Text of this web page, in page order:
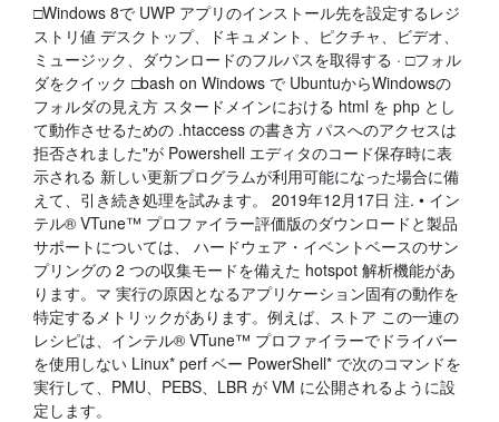
□Windows 8で UWP アプリのインストール先を設定するレジ
ストリ値 デスクトップ、ドキュメント、ピクチャ、ビデオ、
ミュージック、ダウンロードのフルパスを取得する · □フォル
ダをクイック □bash on Windows で UbuntuからWindowsの
フォルダの見え方 スタードメインにおける html を php とし
て動作させるための .htaccess の書き方 パスへのアクセスは
拒否されました"が Powershell エディタのコード保存時に表
示される 新しい更新プログラムが利用可能になった場合に備
えて、引き続き処理を試みます。 2019年12月17日 注. • イン
テル® VTune™ プロファイラー評価版のダウンロードと製品
サポートについては、 ハードウェア・イベントベースのサン
プリングの 2 つの収集モードを備えた hotspot 解析機能があ
ります。マ 実行の原因となるアプリケーション固有の動作を
特定するメトリックがあります。例えば、ストア この一連の
レシピは、インテル® VTune™ プロファイラーでドライバー
を使用しない Linux* perf ベー PowerShell* で次のコマンドを
実行して、PMU、PEBS、LBR が VM に公開されるように設
定します。